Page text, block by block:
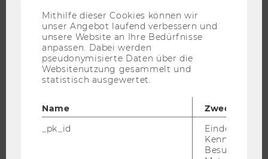
IMPRESSUM
IMPRESSIONEN
RÜCKBLICK 2025
RÜCKBLICK 2024
Mithilfe dieser Cookies können wir
unser Angebot laufend verbessern und
unsere Website an Ihre Bedürfnisse
anpassen. Dabei werden
pseudonymisierte Daten über die
Websitenutzung gesammelt und
statistisch ausgewertet.
Name
Zweck
_pk_id
Eindeutige
Besuchers